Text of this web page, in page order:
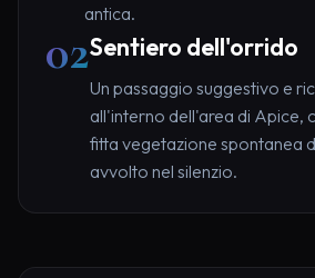
antica.
02Sentiero dell'orrido
Un passaggio suggestivo e
all'interno dell'area di Apice,
fitta vegetazione spontanea
avvolto nel silenzio.